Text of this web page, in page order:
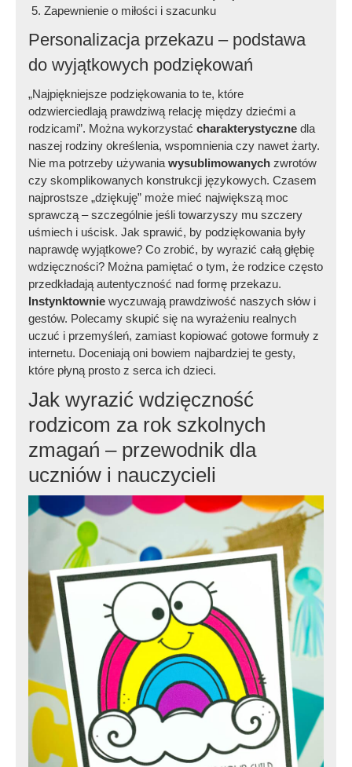
Zapewnienie o miłości i szacunku
Personalizacja przekazu – podstawa
do wyjątkowych podziękowań
„Najpiękniejsze podziękowania to te, które
odzwierciedlają prawdziwą relację między dziećmi a
rodzicami”. Można wykorzystaćcharakterystyczne dla
naszej rodziny określenia, wspomnienia czy nawet żarty.
Nie ma potrzeby używaniawysublimowanych zwrotów
czy skomplikowanych konstrukcji językowych. Czasem
najprostsze „dziękuję” może mieć największą moc
sprawczą – szczególnie jeśli towarzyszy mu szczery
uśmiech i uścisk. Jak sprawić, by podziękowania były
naprawdę wyjątkowe? Co zrobić, by wyrazić całą głębię
wdzięczności? Można pamiętać o tym, że rodzice często
przedkładają autentyczność nad formę przekazu.
Instynktownie wyczuwają prawdziwość naszych słów i
gestów. Polecamy skupić się na wyrażeniu realnych
uczuć i przemyśleń, zamiast kopiować gotowe formuły z
internetu. Doceniają oni bowiem najbardziej te gesty,
które płyną prosto z serca ich dzieci.
Jak wyrazić wdzięczność
rodzicom za rok szkolnych
zmagań – przewodnik dla
uczniów i nauczycieli